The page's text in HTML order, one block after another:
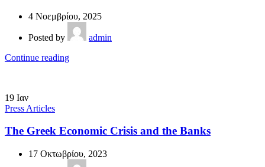
4 Νοεμβρίου, 2025
Posted by
admin
Continue reading
19 Ιαν
Press Articles
The Greek Economic Crisis and the Banks
17 Οκτωβρίου, 2023